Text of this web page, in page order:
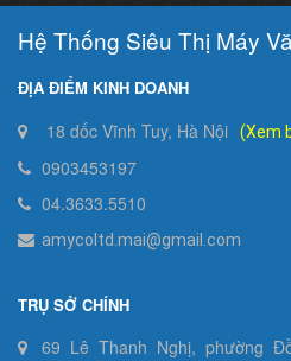
Hệ Thống Siêu Thị Máy
ĐỊA ĐIỂM KINH DOANH
18 dốc Vĩnh Tuy, Hà Nội (Xem
0903453197
04.3633.5510
amycoltd.mai@gmail.com
TRỤ SỞ CHÍNH
69 Lê Thanh Nghị, phường